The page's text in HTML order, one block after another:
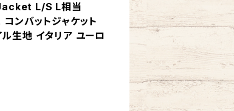
L/S L相当
ンバットジャケット
生地 イタリア ユーロ